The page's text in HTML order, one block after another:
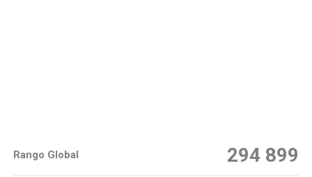
Rango Global 294 899